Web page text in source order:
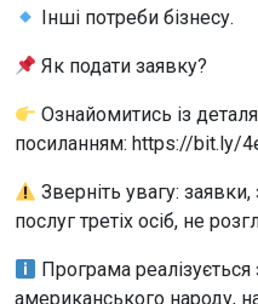
Інші потреби бізнесу.
Як подати заявку?
Ознайомитись із
посиланням: https://bit.ly/
Зверніть увагу:
послуг третіх осіб, не
Програма
американського народу,